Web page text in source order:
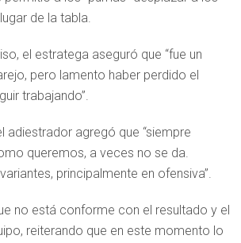
de la tabla.
el estratega aseguró que “fue un
pero lamento haber perdido el
trabajando”.
adiestrador agregó que “siempre
queremos, a veces no se da.
principalmente en ofensiva”.
no está conforme con el resultado y el
reiterando que en este momento lo